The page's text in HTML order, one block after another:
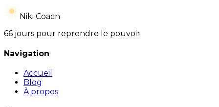
Niki Coach
66 jours pour reprendre le pouvoir
Navigation
Accueil
Blog
À propos